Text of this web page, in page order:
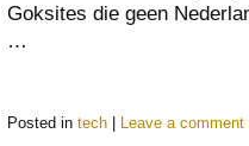
Goksites die geen
…
Posted in tech Leave a comment